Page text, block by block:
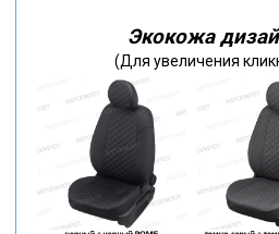
Экокожа
(Для увеличения